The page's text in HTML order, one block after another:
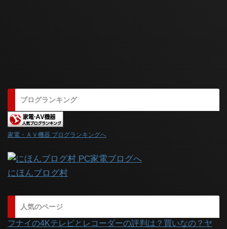
ブログランキング
家電・ＡＶ機器 ブログランキングへ
にほんブログ村
人気のページ
フナイの4Kテレビとレコーダーの評判は？買いなの？ヤ